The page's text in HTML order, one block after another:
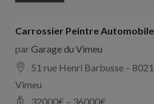
Carrossier Peintre Automobile
parGarage du Vimeu
51 rue Henri Barbusse –
Vimeu
32000€ – 36000€